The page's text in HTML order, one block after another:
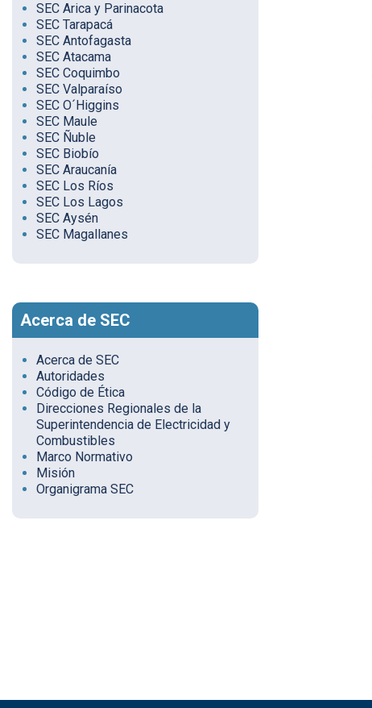
SEC Arica y Parinacota
SEC Tarapacá
SEC Antofagasta
SEC Atacama
SEC Coquimbo
SEC Valparaíso
SEC O´Higgins
SEC Maule
SEC Ñuble
SEC Biobío
SEC Araucanía
SEC Los Ríos
SEC Los Lagos
SEC Aysén
SEC Magallanes
Acerca de SEC
Acerca de SEC
Autoridades
Código de Ética
Direcciones Regionales de la
Superintendencia de Electricidad y
Combustibles
Marco Normativo
Misión
Organigrama SEC